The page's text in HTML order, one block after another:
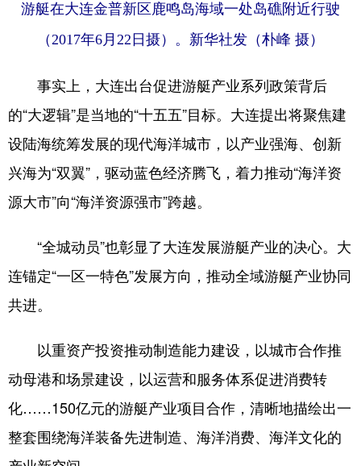
游艇在大连金普新区鹿鸣岛海域一处岛礁附近行驶
（2017年6月22日摄）。新华社发（朴峰 摄）
事实上，大连出台促进游艇产业系列政策背后
的“大逻辑”是当地的“十五五”目标。大连提出将聚焦建
设陆海统筹发展的现代海洋城市，以产业强海、创新
兴海为“双翼”，驱动蓝色经济腾飞，着力推动“海洋资
源大市”向“海洋资源强市”跨越。
“全城动员”也彰显了大连发展游艇产业的决心。大
连锚定“一区一特色”发展方向，推动全域游艇产业协同
共进。
以重资产投资推动制造能力建设，以城市合作推
动母港和场景建设，以运营和服务体系促进消费转
化……150亿元的游艇产业项目合作，清晰地描绘出一
整套围绕海洋装备先进制造、海洋消费、海洋文化的